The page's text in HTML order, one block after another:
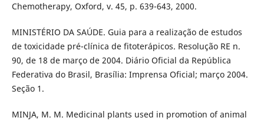
Chemotherapy, Oxford, v. 45, p. 639-643, 2000.
MINISTÉRIO DA SAÚDE. Guia para a realização de estudos
de toxicidade pré-clínica de fitoterápicos. Resolução RE n.
90, de 18 de março de 2004. Diário Oficial da República
Federativa do Brasil, Brasília: Imprensa Oficial; março 2004.
Seção 1.
MINJA, M. M. Medicinal plants used in promotion of animal